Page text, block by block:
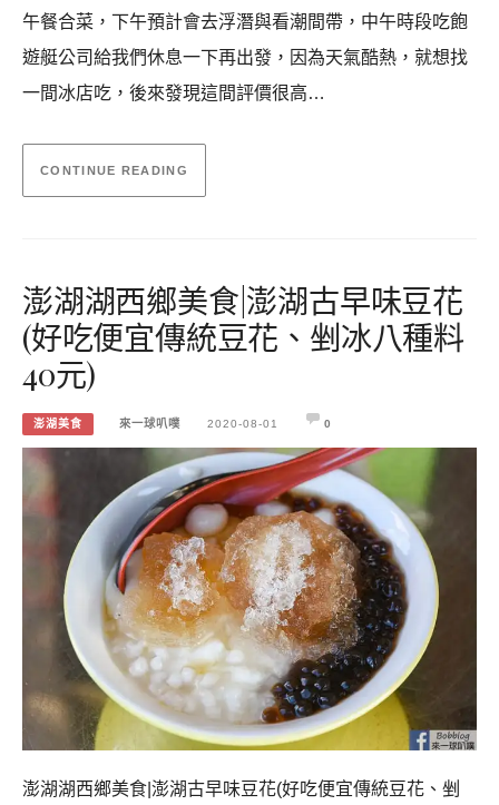
午餐合菜，下午預計會去浮潛與看潮間帶，中午時段吃飽
遊艇公司給我們休息一下再出發，因為天氣酷熱，就想找
一間冰店吃，後來發現這間評價很高…
CONTINUE READING
澎湖湖西鄉美食|澎湖古早味豆花
(好吃便宜傳統豆花、剉冰八種料
40元)
澎湖美食 來一球叭噗 2020-08-01 0
澎湖湖西鄉美食|澎湖古早味豆花(好吃便宜傳統豆花、剉